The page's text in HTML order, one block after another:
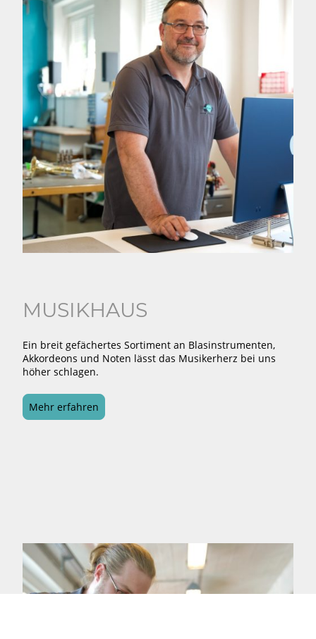
MUSIKHAUS
Ein breit gefächertes Sortiment an Blasinstrumenten,
Akkordeons und Noten lässt das Musikerherz bei uns
höher schlagen.
Mehr erfahren